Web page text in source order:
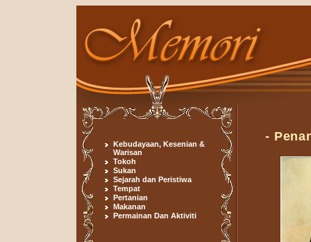
Kebudayaan, Kesenian &
Warisan
Tokoh
Sukan
Sejarah dan Peristiwa
Tempat
Pertanian
Makanan
Permainan Dan Aktiviti
-